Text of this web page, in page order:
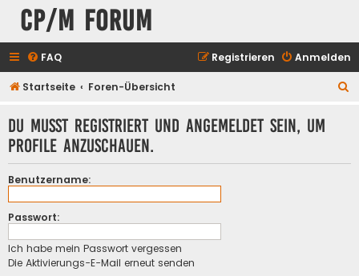
CP/M Forum
FAQ Anmelden
Registrieren
Startseite Foren-Übersicht
Du musst registriert und angemeldet sein, um
Profile anzuschauen.
Benutzername:
Passwort:
Ich habe mein Passwort vergessen
Die Aktivierungs-E-Mail erneut senden